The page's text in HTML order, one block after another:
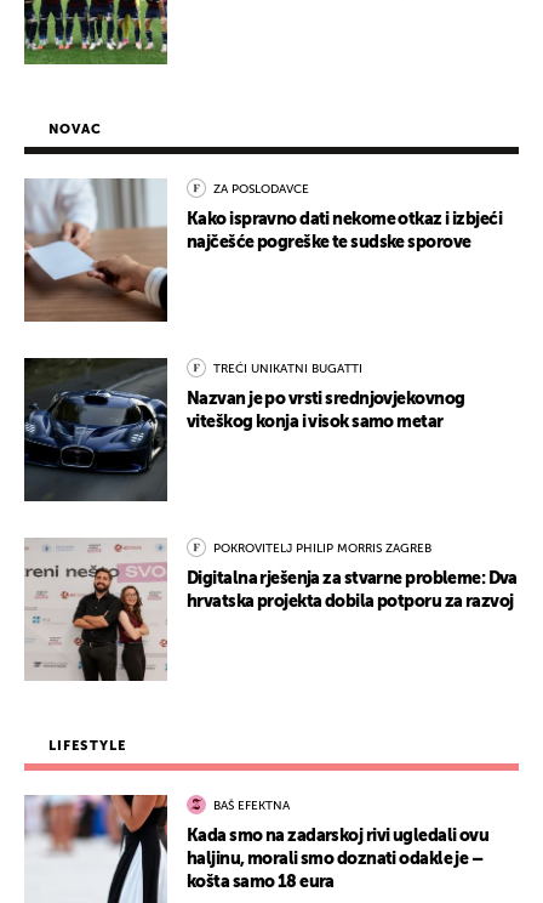
NOVAC
ZA POSLODAVCE
Kako ispravno dati nekome otkaz i izbjeći
najčešće pogreške te sudske sporove
TREĆI UNIKATNI BUGATTI
Nazvan je po vrsti srednjovjekovnog
viteškog konja i visok samo metar
POKROVITELJ PHILIP MORRIS ZAGREB
Digitalna rješenja za stvarne probleme: Dva
hrvatska projekta dobila potporu za razvoj
LIFESTYLE
BAŠ EFEKTNA
Kada smo na zadarskoj rivi ugledali ovu
haljinu, morali smo doznati odakle je –
košta samo 18 eura